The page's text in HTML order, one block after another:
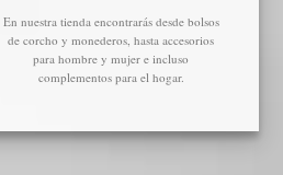
En nuestra tienda encontrarás desde bolsos
de corcho y monederos, hasta accesorios
para hombre y mujer e incluso
complementos para el hogar.